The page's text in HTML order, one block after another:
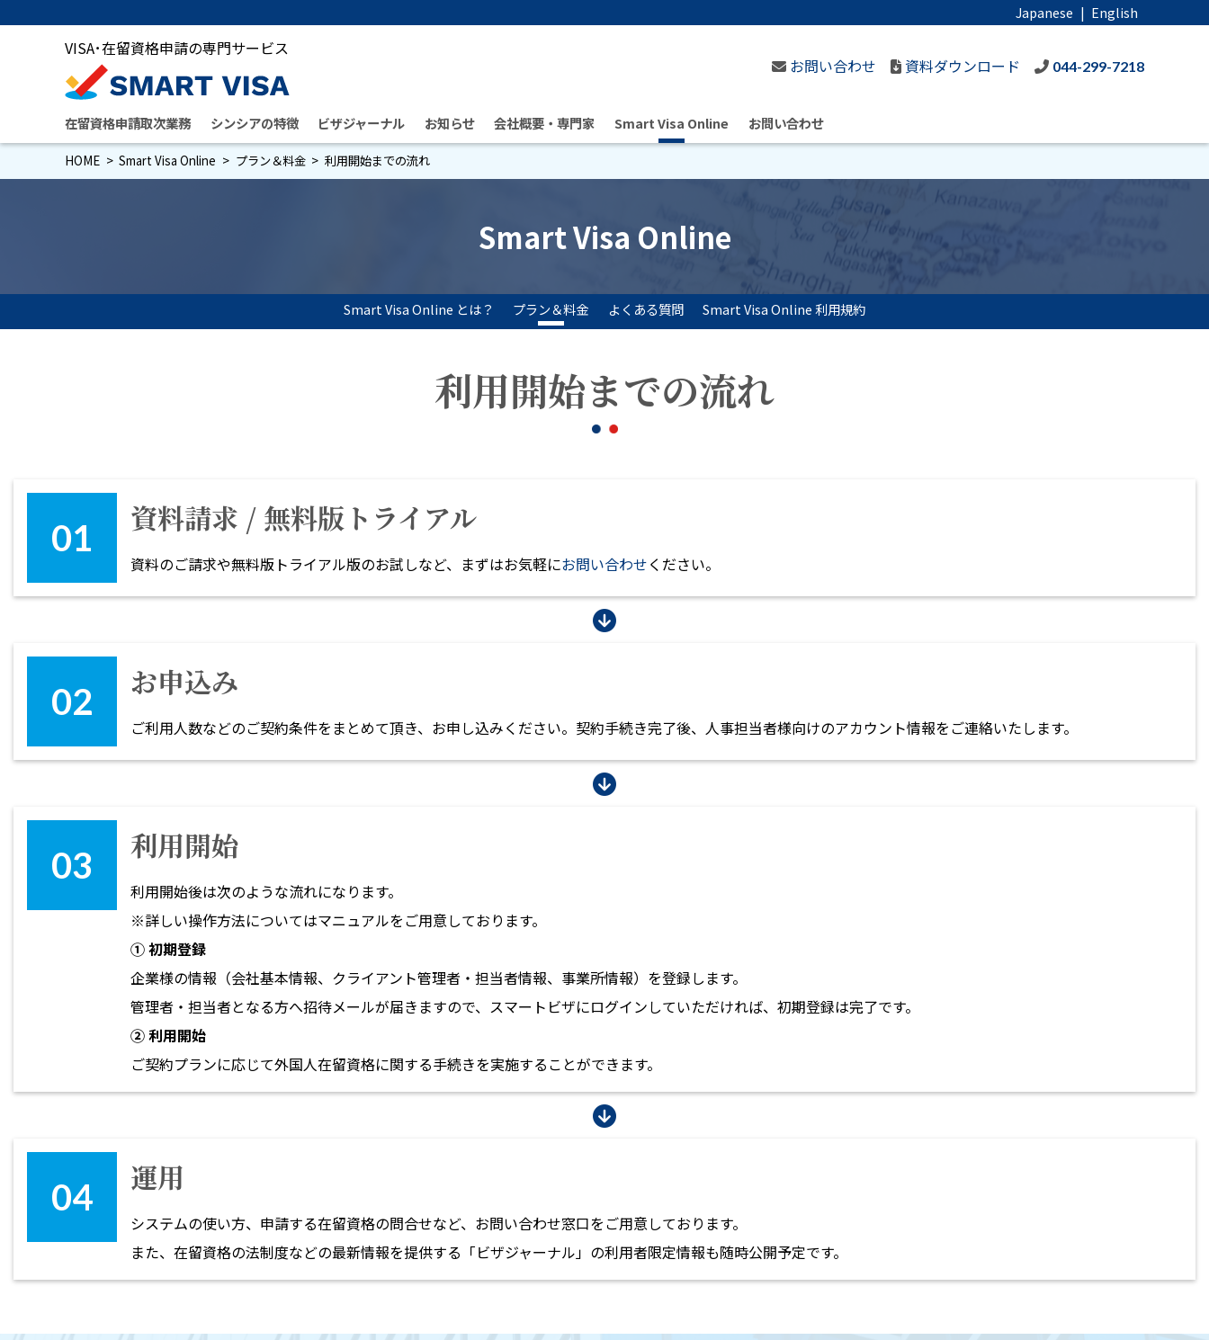
VISA･在留資格申請の専門サービス
お問い合わせ
資料ダウンロード 044-299-7218
在留資格申請取次業務 シンシアの特徴 ビザジャーナル お知らせ 会社概要・専門家 Smart Visa Online お問い合わせ
Japanese | English
HOME Smart Visa Online プラン＆料金 利用開始までの流れ
Smart Visa Online
Smart Visa Online とは？ プラン＆料金 よくある質問 Smart Visa Online 利用規約
利用開始までの流れ
資料請求 / 無料版トライアル
資料のご請求や無料版トライアル版のお試しなど、まずはお気軽にお問い合わせください。
お申込み
ご利用人数などのご契約条件をまとめて頂き、お申し込みください。契約手続き完了後、人事担当者様向けのアカウント情報をご連絡いたします。
利用開始
利用開始後は次のような流れになります。
※詳しい操作方法についてはマニュアルをご用意しております。
① 初期登録
企業様の情報（会社基本情報、クライアント管理者・担当者情報、事業所情報）を登録します。
管理者・担当者となる方へ招待メールが届きますので、スマートビザにログインしていただければ、初期登録は完了です。
② 利用開始
ご契約プランに応じて外国人在留資格に関する手続きを実施することができます。
運用
システムの使い方、申請する在留資格の問合せなど、お問い合わせ窓口をご用意しております。
また、在留資格の法制度などの最新情報を提供する「ビザジャーナル」の利用者限定情報も随時公開予定です。